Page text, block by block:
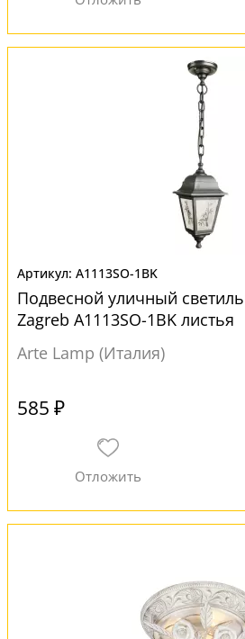
A1113SO-1BK
Подвесной уличный
Zagreb A1113SO-1BK листья
Arte Lamp (Италия)
585 ₽